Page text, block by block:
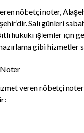
nöbetçi noter,
Salı günleri
hukuki işlemler için
gibi hizmetler
veren nöbetçi